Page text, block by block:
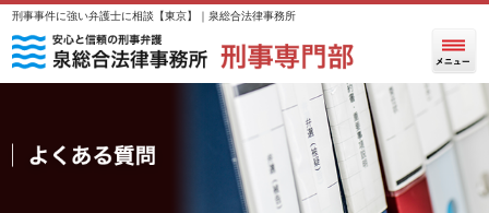
刑事事件に強い弁護士に相談【東京】｜泉総合法律事務所